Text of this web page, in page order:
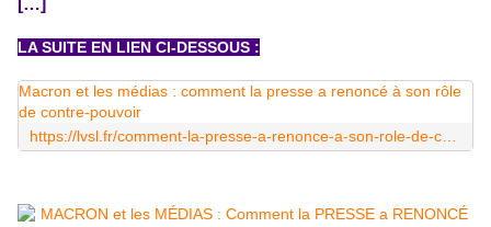
[…]
LA SUITE EN LIEN CI-DESSOUS :
Macron et les médias : comment la presse a renoncé à son rôle
de contre-pouvoir